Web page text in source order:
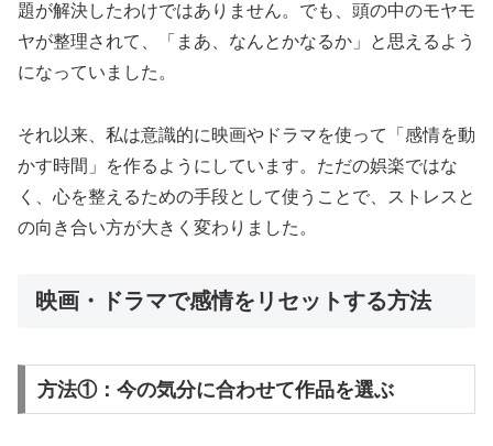
題が解決したわけではありません。でも、頭の中のモヤモ
ヤが整理されて、「まあ、なんとかなるか」と思えるよう
になっていました。
それ以来、私は意識的に映画やドラマを使って「感情を動
かす時間」を作るようにしています。ただの娯楽ではな
く、心を整えるための手段として使うことで、ストレスと
の向き合い方が大きく変わりました。
映画・ドラマで感情をリセットする方法
方法①：今の気分に合わせて作品を選ぶ